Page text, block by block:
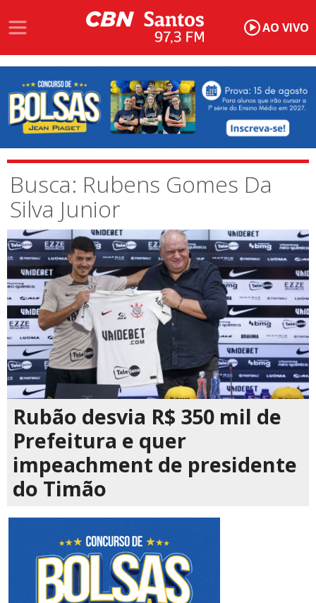
AO VIVO
Busca: Rubens Gomes Da
Silva Junior
Rubão desvia R$ 350 mil de
Prefeitura e quer
impeachment de presidente
do Timão